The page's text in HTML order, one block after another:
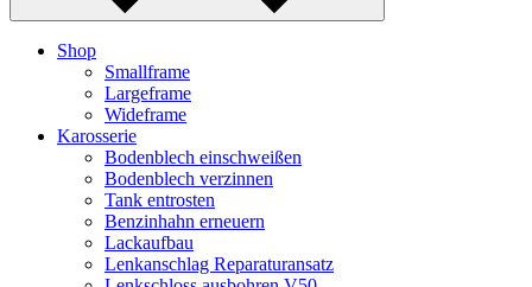
Shop
Smallframe
Largeframe
Wideframe
Karosserie
Bodenblech einschweißen
Bodenblech verzinnen
Tank entrosten
Benzinhahn erneuern
Lackaufbau
Lenkanschlag Reparaturansatz